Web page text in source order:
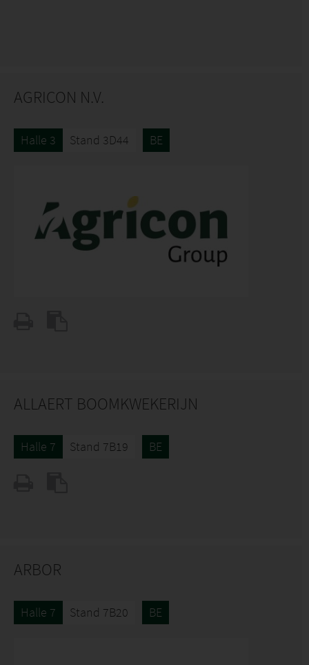
AGRICON N.V.
Halle 3 Stand 3D44 BE
ALLAERT BOOMKWEKERIJN
Halle 7 Stand 7B19 BE
ARBOR
Halle 7 Stand 7B20 BE